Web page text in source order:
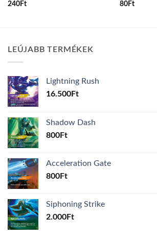
240Ft
80Ft
LEÚJABB TERMÉKEK
Lightning Rush
16.500Ft
Shadow Dash
800Ft
Acceleration Gate
800Ft
Siphoning Strike
2.000Ft